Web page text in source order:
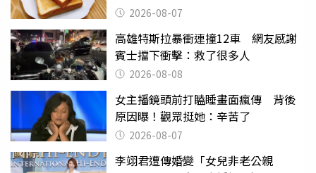
後暴瘦嚇壞女兒
2026-08-07
高雄特斯拉暴衝連撞12車 網友感謝
賓士擋下衝擊：救了很多人
2026-08-08
女主播鏡頭前打瞌睡畫面瘋傳 背後
原因曝！觀眾挺她：辛苦了
2026-08-07
李翊君遭傳婚變「女兒非老公親